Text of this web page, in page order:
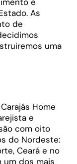
As
de
uma
Home
e
com oito
do Nordeste:
Ceará e no
um dos mais